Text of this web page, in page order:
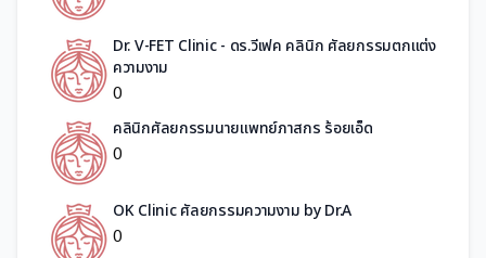
Dr. V-FET Clinic - ดร.วีเฟค คลินิก ศัลยกรรมตกแต่ง
ความงาม
0
คลินิกศัลยกรรมนายแพทย์ภาสกร ร้อยเอ็ด
0
OK Clinic ศัลยกรรมความงาม by Dr.A
0